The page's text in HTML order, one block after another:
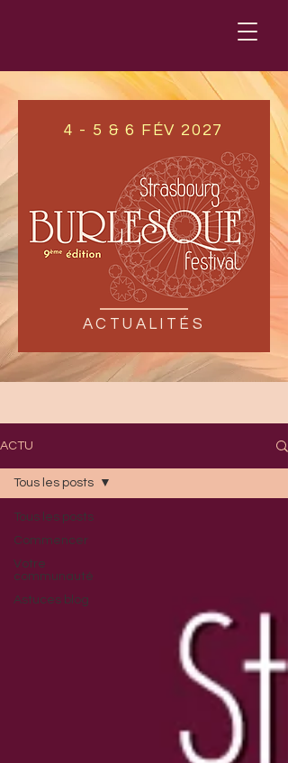
4 - 5 & 6 FÉV 2027
ACTUALITÉS
ACTU
Tous les posts
Commencer
Votre
communauté
Astuces blog
Tous les posts